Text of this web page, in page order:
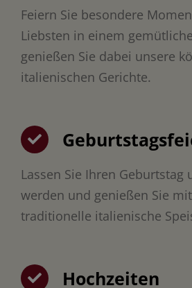
Feiern Sie besondere
Liebsten in einem
genießen Sie dabei unsere
italienischen Gerichte.
Lassen Sie Ihren Geburtstag
werden und genießen Sie
traditionelle italienische
Hochzeiten